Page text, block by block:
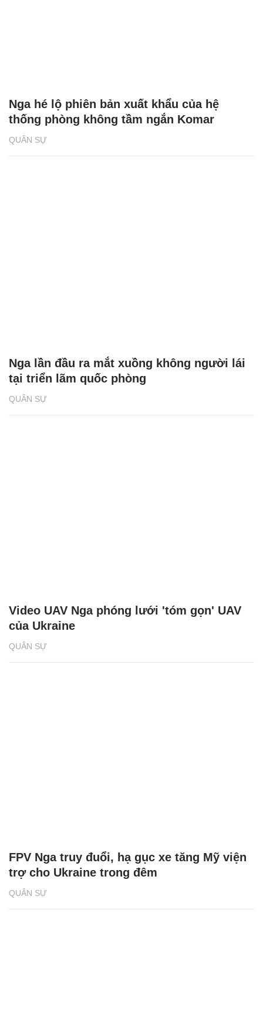
QUÂN SỰ
Nga hé lộ phiên bản xuất khẩu của hệ
thống phòng không tầm ngắn Komar
QUÂN SỰ
Nga lần đầu ra mắt xuồng không người lái
tại triển lãm quốc phòng
QUÂN SỰ
Video UAV Nga phóng lưới 'tóm gọn' UAV
của Ukraine
QUÂN SỰ
FPV Nga truy đuổi, hạ gục xe tăng Mỹ viện
trợ cho Ukraine trong đêm